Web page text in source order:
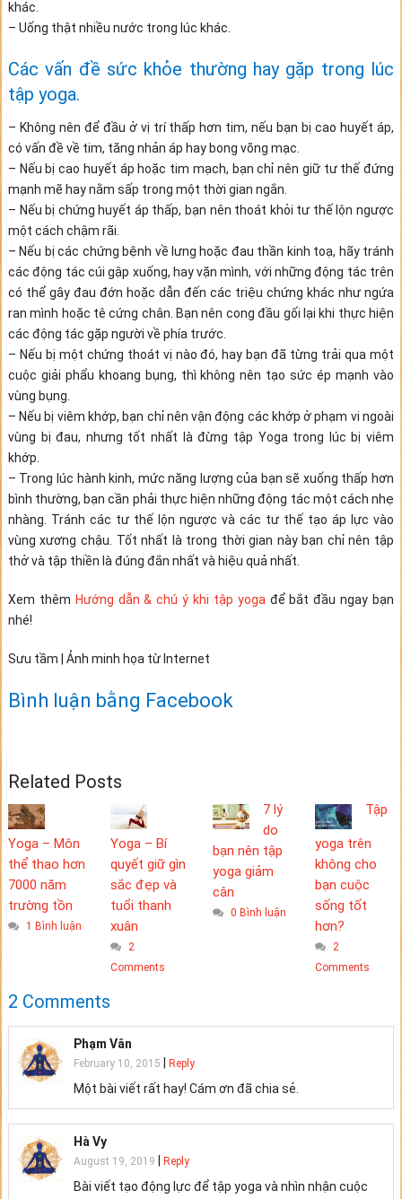
khác.
– Uống thật nhiều nước trong lúc khác.
Các vấn đề sức khỏe thường hay gặp trong lúc
tập yoga.
– Không nên để đầu ở vị trí thấp hơn tim, nếu bạn bị cao huyết áp,
có vấn đề về tim, tăng nhản áp hay bong võng mạc.
– Nếu bị cao huyết áp hoặc tim mạch, bạn chỉ nên giữ tư thế đứng
mạnh mẽ hay nằm sấp trong một thời gian ngắn.
– Nếu bị chứng huyết áp thấp, bạn nên thoát khỏi tư thế lộn ngược
một cách chậm rãi.
– Nếu bị các chứng bệnh về lưng hoặc đau thần kinh toạ, hãy tránh
các động tác cúi gập xuống, hay vặn mình, với những động tác trên
có thể gây đau đớn hoặc dẫn đến các triệu chứng khác như ngứa
ran mình hoặc tê cứng chân. Bạn nên cong đầu gối lại khi thực hiện
các động tác gặp người về phía trước.
– Nếu bị một chứng thoát vị nào đó, hay bạn đã từng trải qua một
cuộc giải phẩu khoang bụng, thì không nên tạo sức ép mạnh vào
vùng bụng.
– Nếu bị viêm khớp, bạn chỉ nên vận động các khớp ở phạm vi ngoài
vùng bị đau, nhưng tốt nhất là đừng tập Yoga trong lúc bị viêm
khớp.
– Trong lúc hành kinh, mức năng lượng của bạn sẽ xuống thấp hơn
bình thường, bạn cần phải thực hiện những động tác một cách nhẹ
nhàng. Tránh các tư thế lộn ngược và các tư thế tạo áp lực vào
vùng xương chậu. Tốt nhất là trong thời gian này bạn chỉ nên tập
thở và tập thiền là đúng đắn nhất và hiệu quả nhất.
Xem thêm Hướng dẫn & chú ý khi tập yoga để bắt đầu ngay bạn
nhé!
Sưu tầm | Ảnh minh họa từ Internet
Bình luận bằng Facebook
Related Posts
Yoga – Môn
thể thao hơn
7000 năm
trường tồn
1 Bình luận
Yoga – Bí
quyết giữ gìn
sắc đẹp và
tuổi thanh
xuân
2
Comments
7 lý
do
bạn nên tập
yoga giảm
cân
0 Bình luận
Tập
yoga trên
không cho
bạn cuộc
sống tốt
hơn?
2
Comments
2 Comments
Phạm Vân
February 10, 2015 Reply
Một bài viết rất hay! Cám ơn đã chia sẻ.
Hà Vy
August 19, 2019 Reply
Bài viết tạo động lực để tập yoga và nhìn nhận cuộc